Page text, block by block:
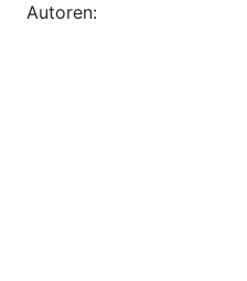
Autoren: